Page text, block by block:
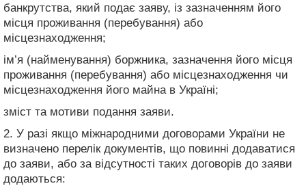
банкрутства, який подає заяву, із зазначенням його
місця проживання (перебування) або
місцезнаходження;
ім’я (найменування) боржника, зазначення його місця
проживання (перебування) або місцезнаходження чи
місцезнаходження його майна в Україні;
зміст та мотиви подання заяви.
2. У разі якщо міжнародними договорами України не
визначено перелік документів, що повинні додаватися
до заяви, або за відсутності таких договорів до заяви
додаються: